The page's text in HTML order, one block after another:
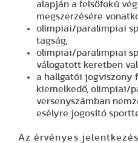
alapján a felsőfokú
megszerzésére
olimpiai/paralimpiai
tagság,
olimpiai/paralimpiai
válogatott keretben
a hallgatói jogviszony
kiemelkedő, olimpiai/
versenyszámban
esélyre jogosító
Az érvényes